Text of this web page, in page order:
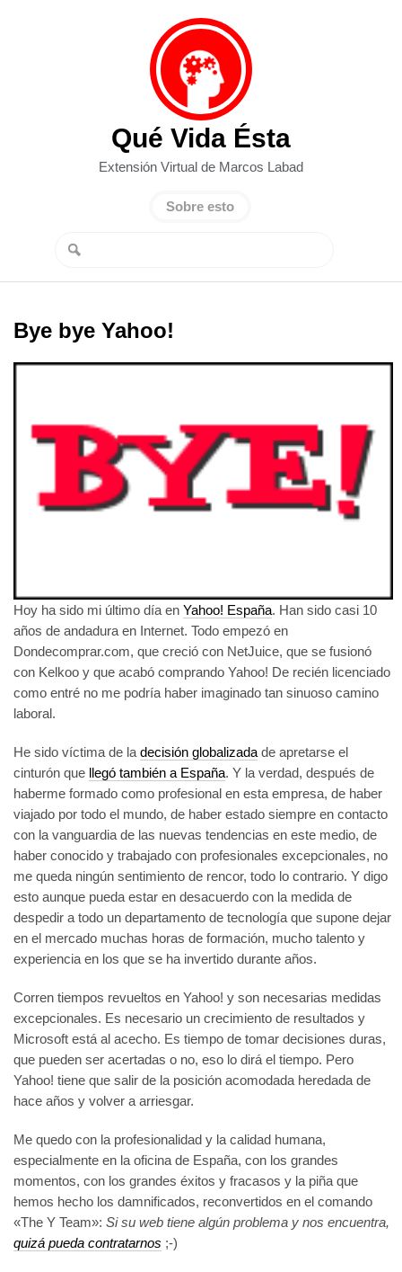
Qué Vida Ésta
Extensión Virtual de Marcos Labad
Sobre esto
Bye bye Yahoo!
Hoy ha sido mi último día en Yahoo! España. Han sido casi 10
años de andadura en Internet. Todo empezó en
Dondecomprar.com, que creció con NetJuice, que se fusionó
con Kelkoo y que acabó comprando Yahoo! De recién licenciado
como entré no me podría haber imaginado tan sinuoso camino
laboral.
He sido víctima de la decisión globalizada de apretarse el
cinturón que llegó también a España. Y la verdad, después de
haberme formado como profesional en esta empresa, de haber
viajado por todo el mundo, de haber estado siempre en contacto
con la vanguardia de las nuevas tendencias en este medio, de
haber conocido y trabajado con profesionales excepcionales, no
me queda ningún sentimiento de rencor, todo lo contrario. Y digo
esto aunque pueda estar en desacuerdo con la medida de
despedir a todo un departamento de tecnología que supone dejar
en el mercado muchas horas de formación, mucho talento y
experiencia en los que se ha invertido durante años.
Corren tiempos revueltos en Yahoo! y son necesarias medidas
excepcionales. Es necesario un crecimiento de resultados y
Microsoft está al acecho. Es tiempo de tomar decisiones duras,
que pueden ser acertadas o no, eso lo dirá el tiempo. Pero
Yahoo! tiene que salir de la posición acomodada heredada de
hace años y volver a arriesgar.
Me quedo con la profesionalidad y la calidad humana,
especialmente en la oficina de España, con los grandes
momentos, con los grandes éxitos y fracasos y la piña que
hemos hecho los damnificados, reconvertidos en el comando
«The Y Team»: Si su web tiene algún problema y nos encuentra,
quizá pueda contratarnos ;-)